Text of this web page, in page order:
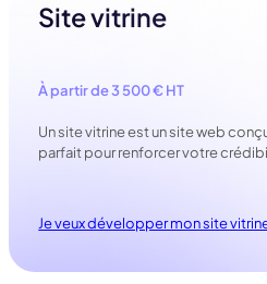
Site vitrine
À partir de 3 500 € HT
Un site vitrine est un site web
parfait pour renforcer votre
Je veux développer mon site